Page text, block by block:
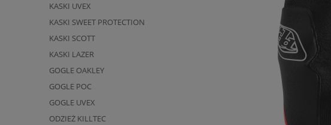
KASKI UVEX
KASKI SWEET PROTECTION
KASKI SCOTT
KASKI LAZER
GOGLE OAKLEY
GOGLE POC
GOGLE UVEX
ODZIEŻ KILLTEC